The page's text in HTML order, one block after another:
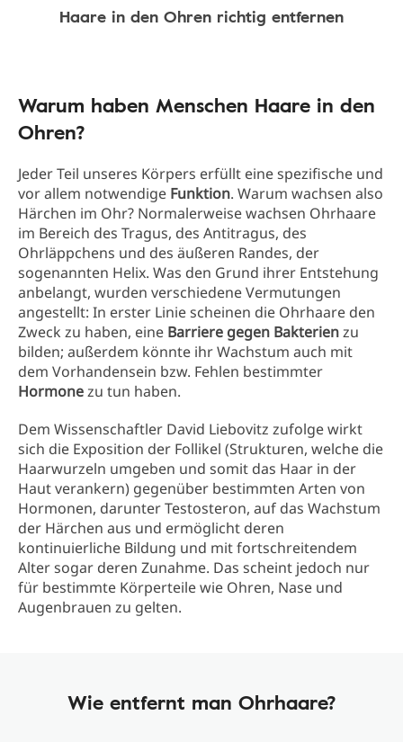
Haare in den Ohren richtig entfernen
Warum haben Menschen Haare in den
Ohren?
Jeder Teil unseres Körpers erfüllt eine spezifische und
vor allem notwendige Funktion. Warum wachsen also
Härchen im Ohr? Normalerweise wachsen Ohrhaare
im Bereich des Tragus, des Antitragus, des
Ohrläppchens und des äußeren Randes, der
sogenannten Helix. Was den Grund ihrer Entstehung
anbelangt, wurden verschiedene Vermutungen
angestellt: In erster Linie scheinen die Ohrhaare den
Zweck zu haben, eine Barriere gegen Bakterienzu
bilden; außerdem könnte ihr Wachstum auch mit
dem Vorhandensein bzw. Fehlen bestimmter
Hormonezu tun haben.
Dem Wissenschaftler David Liebovitz zufolge wirkt
sich die Exposition der Follikel (Strukturen, welche die
Haarwurzeln umgeben und somit das Haar in der
Haut verankern) gegenüber bestimmten Arten von
Hormonen, darunter Testosteron, auf das Wachstum
der Härchen aus und ermöglicht deren
kontinuierliche Bildung und mit fortschreitendem
Alter sogar deren Zunahme. Das scheint jedoch nur
für bestimmte Körperteile wie Ohren, Nase und
Augenbrauen zu gelten.
Wie entfernt man Ohrhaare?